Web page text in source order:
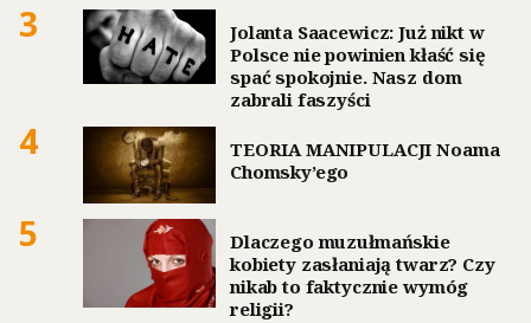
3
Jolanta Saacewicz: Już nikt w
Polsce nie powinien kłaść się
spać spokojnie. Nasz dom
zabrali faszyści
4
TEORIA MANIPULACJI Noama
Chomsky’ego
5
Dlaczego muzułmańskie
kobiety zasłaniają twarz? Czy
nikab to faktycznie wymóg
religii?